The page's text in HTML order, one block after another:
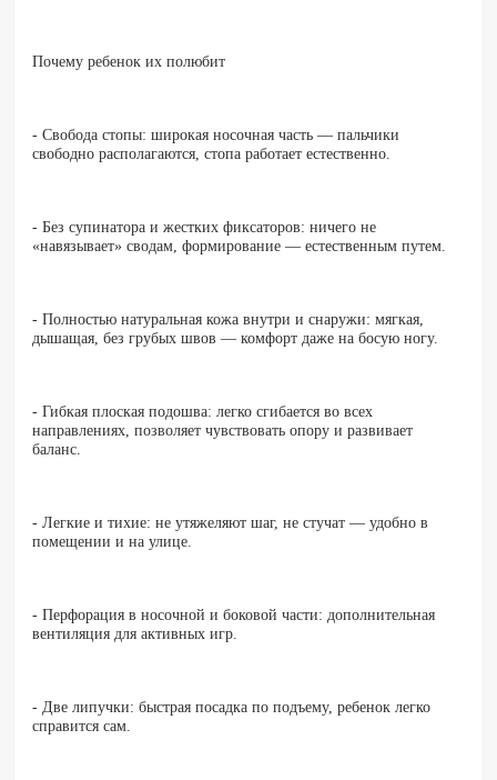
Почему ребенок их полюбит
- Свобода стопы: широкая носочная часть — пальчики
свободно располагаются, стопа работает естественно.
- Без супинатора и жестких фиксаторов: ничего не
«навязывает» сводам, формирование — естественным путем.
- Полностью натуральная кожа внутри и снаружи: мягкая,
дышащая, без грубых швов — комфорт даже на босую ногу.
- Гибкая плоская подошва: легко сгибается во всех
направлениях, позволяет чувствовать опору и развивает
баланс.
- Легкие и тихие: не утяжеляют шаг, не стучат — удобно в
помещении и на улице.
- Перфорация в носочной и боковой части: дополнительная
вентиляция для активных игр.
- Две липучки: быстрая посадка по подъему, ребенок легко
справится сам.